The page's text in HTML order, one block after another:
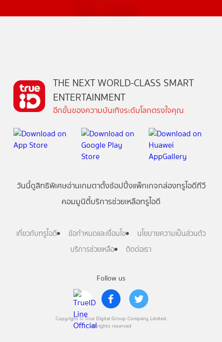
Follow us
Copyright © True Digital Group Company Limited.
All rights reserved
THE NEXT WORLD-CLASS SMART
ENTERTAINMENT
อีกขั้นของความบันเทิงระดับโลกตรงใจคุณ
วันนี้ดูสิทธิพิเศษอ่านเกมตาตั้งช้อปปิ้งแพ็กเกจกล่องทรูไอดีทีวี
คอมมูนิตี้บริการช่วยเหลือทรูไอดี
เกี่ยวกับทรูไอดี ข้อกำหนดและเงื่อนไข
นโยบายความเป็นส่วนตัว
บริการช่วยเหลือ
ติดต่อเรา